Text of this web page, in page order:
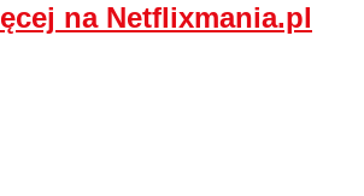
na Netflixmania.pl